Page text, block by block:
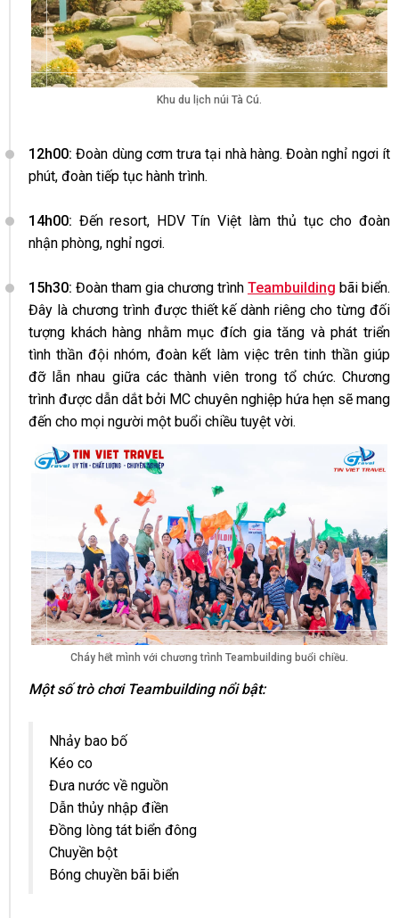
Khu du lịch núi Tà Cú.
12h00: Đoàn dùng cơm trưa tại nhà hàng. Đoàn nghỉ ngơi ít
phút, đoàn tiếp tục hành trình.
14h00: Đến resort, HDV Tín Việt làm thủ tục cho đoàn
nhận phòng, nghỉ ngơi.
15h30: Đoàn tham gia chương trình Teambuilding bãi biển.
Đây là chương trình được thiết kế dành riêng cho từng đối
tượng khách hàng nhằm mục đích gia tăng và phát triển
tình thần đội nhóm, đoàn kết làm việc trên tinh thần giúp
đỡ lẫn nhau giữa các thành viên trong tổ chức. Chương
trình được dẫn dắt bởi MC chuyên nghiệp hứa hẹn sẽ mang
đến cho mọi người một buổi chiều tuyệt vời.
Cháy hết mình với chương trình Teambuilding buổi chiều.
Một số trò chơi Teambuilding nổi bật:
Nhảy bao bố
Kéo co
Đưa nước về nguồn
Dẫn thủy nhập điền
Đồng lòng tát biển đông
Chuyền bột
Bóng chuyền bãi biển